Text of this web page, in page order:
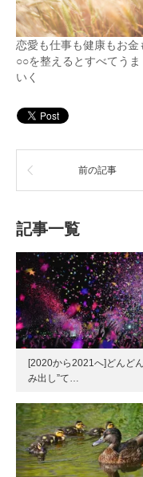
恋愛も仕事も健康もお金
○○を整えるとすべてうま
いく
前の記事
記事一覧
[2020から2021へ]どんど
み出し”て…